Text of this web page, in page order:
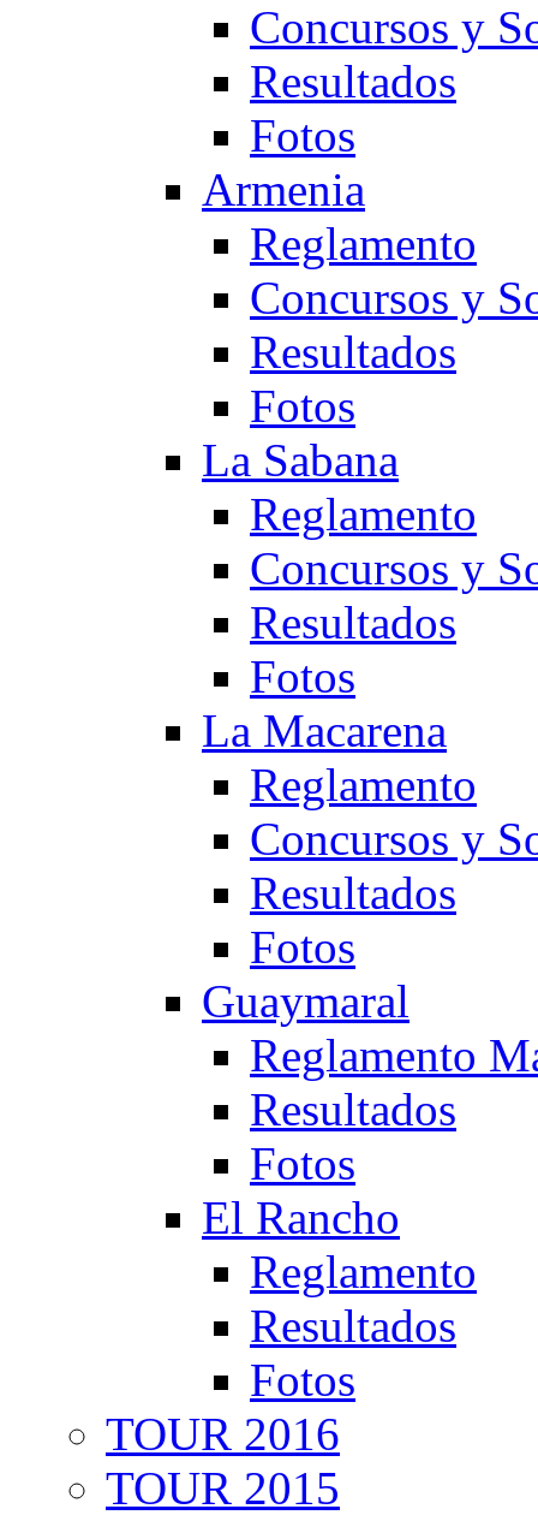
Concursos y
Resultados
Fotos
Armenia
Reglamento
Concursos y
Resultados
Fotos
La Sabana
Reglamento
Concursos y
Resultados
Fotos
La Macarena
Reglamento
Concursos y
Resultados
Fotos
Guaymaral
Reglamento
Resultados
Fotos
El Rancho
Reglamento
Resultados
Fotos
TOUR 2016
TOUR 2015